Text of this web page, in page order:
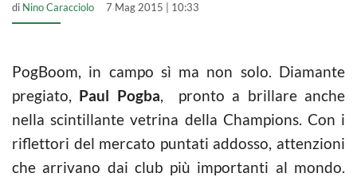
di Nino Caracciolo 7 Mag 2015 | 10:33
PogBoom, in campo sì ma non solo. Diamante
pregiato, Paul Pogba, pronto a brillare anche
nella scintillante vetrina della Champions. Con i
riflettori del mercato puntati addosso, attenzioni
che arrivano dai club più importanti al mondo.